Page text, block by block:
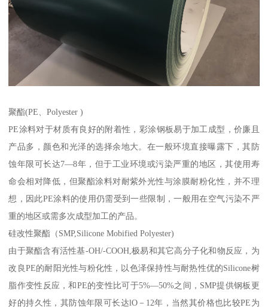
聚酯(PE、Polyester )
PE涂料对于材质有良好的附着性，彩涂钢板易于加工成型，价廉且
产品多，颜色和光泽的选择余地大。在一般环境直接曝露下，其防
蚀年限可长达7—8年，但于工业环境或污染严重的地区，其使用寿
命会相对降低，但聚酯涂料对耐紫外光性与涂膜耐粉化性，并不理
想，因此PE涂料的使用仍需受到一些限制，一般用在空气污染不严
重的地区或需多次成型加工的产品。
硅改性聚酯（SMP,Silicone Mobified Polyester)
由于聚酯含有活性基-OH/-COOH,极易和其它高分子化和物反应，为
改良PE的耐阳光性与粉化性，以色泽保持性与耐热性优的Silicone树
脂作变性反应，和PE的变性比可于5%—50%之间，SMP提供钢板更
好的持久性，其防蚀年限可长达lO－12年，当然其价格也比较PE为